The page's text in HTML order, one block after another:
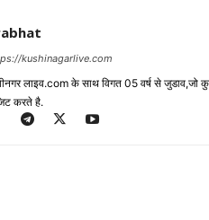
kushinagarlive.com
लाइव.com के साथ विगत 05 वर्ष से जुडाव,जो
करते है.